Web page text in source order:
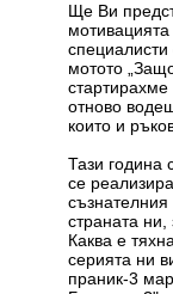
Ще Ви
мотото
стартирахме
отново
които и
Тази година
се
страната
Каква е
серията ни
праник-3